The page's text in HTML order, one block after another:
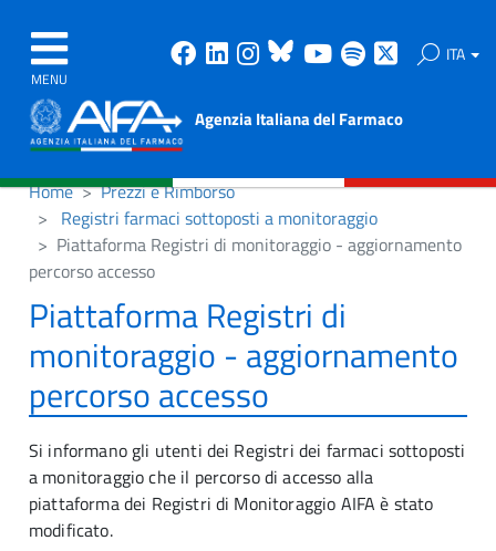
MENU
Facebook
Linkedin
Instagram
Bluesky
Youtube
Spotify ITA
Agenzia Italiana del Farmaco
Home
Prezzi e Rimborso
Registri farmaci sottoposti a monitoraggio
Piattaforma Registri di monitoraggio - aggiornamento
percorso accesso
Piattaforma Registri di
monitoraggio - aggiornamento
percorso accesso
Si informano gli utenti dei Registri dei farmaci sottoposti
a monitoraggio che il percorso di accesso alla
piattaforma dei Registri di Monitoraggio AIFA è stato
modificato.